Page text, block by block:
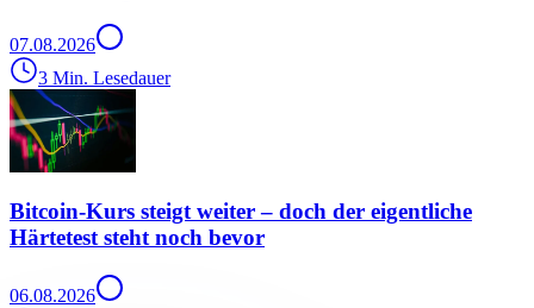
07.08.2026
3 Min. Lesedauer
Bitcoin-Kurs steigt weiter – doch der eigentliche
Härtetest steht noch bevor
06.08.2026